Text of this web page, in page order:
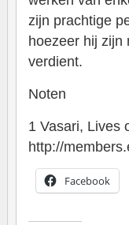
zijn prachtige
hoezeer hij zijn
verdient.
Noten
1 Vasari, Lives
http://
Facebook